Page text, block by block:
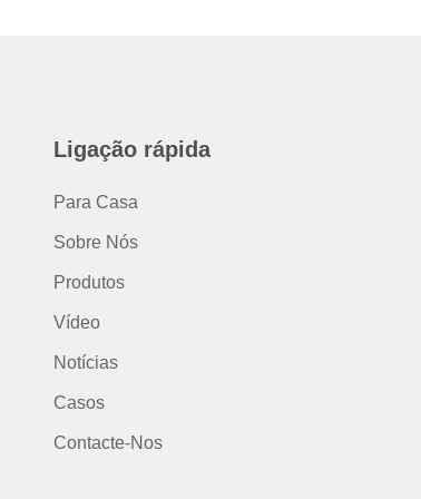
Ligação rápida
Para Casa
Sobre Nós
Produtos
Vídeo
Notícias
Casos
Contacte-Nos